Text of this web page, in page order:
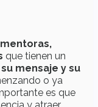
mentoras,
que tienen un
mensaje y su
o ya
es que